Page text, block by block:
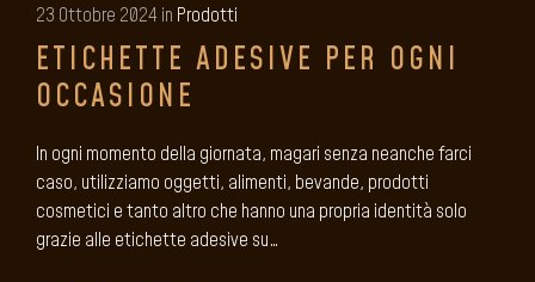
23 Ottobre 2024 in Prodotti
ETICHETTE ADESIVE PER OGNI
OCCASIONE
In ogni momento della giornata, magari senza neanche farci
caso, utilizziamo oggetti, alimenti, bevande, prodotti
cosmetici e tanto altro che hanno una propria identità solo
grazie alle etichette adesive su…